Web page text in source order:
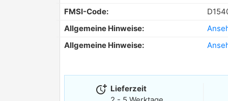
FMSI-Code:
Allgemeine Hinweise:
Allgemeine Hinweise:
more_time Lieferzeit